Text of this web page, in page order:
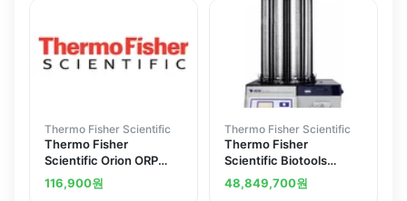
Thermo Fisher Scientific
Thermo Fisher
Scientific Orion ORP
Standard for Redox/ORP
Electrodes, 475mL
116,900원
Thermo Fisher Scientific
Thermo Fisher
Scientific Biotools
PetriSwiss PS400
48,849,700원